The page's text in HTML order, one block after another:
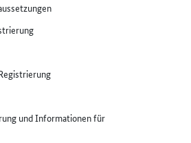
und Informationen für